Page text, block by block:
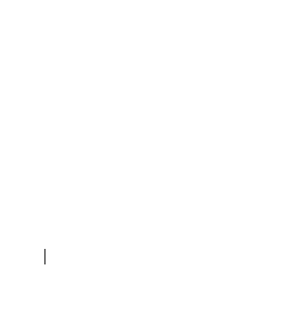
|